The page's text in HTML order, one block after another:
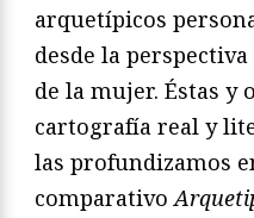
arquetípicos
desde la
de la mujer. Éstas y
cartografía real y
las profundizamos
comparativo